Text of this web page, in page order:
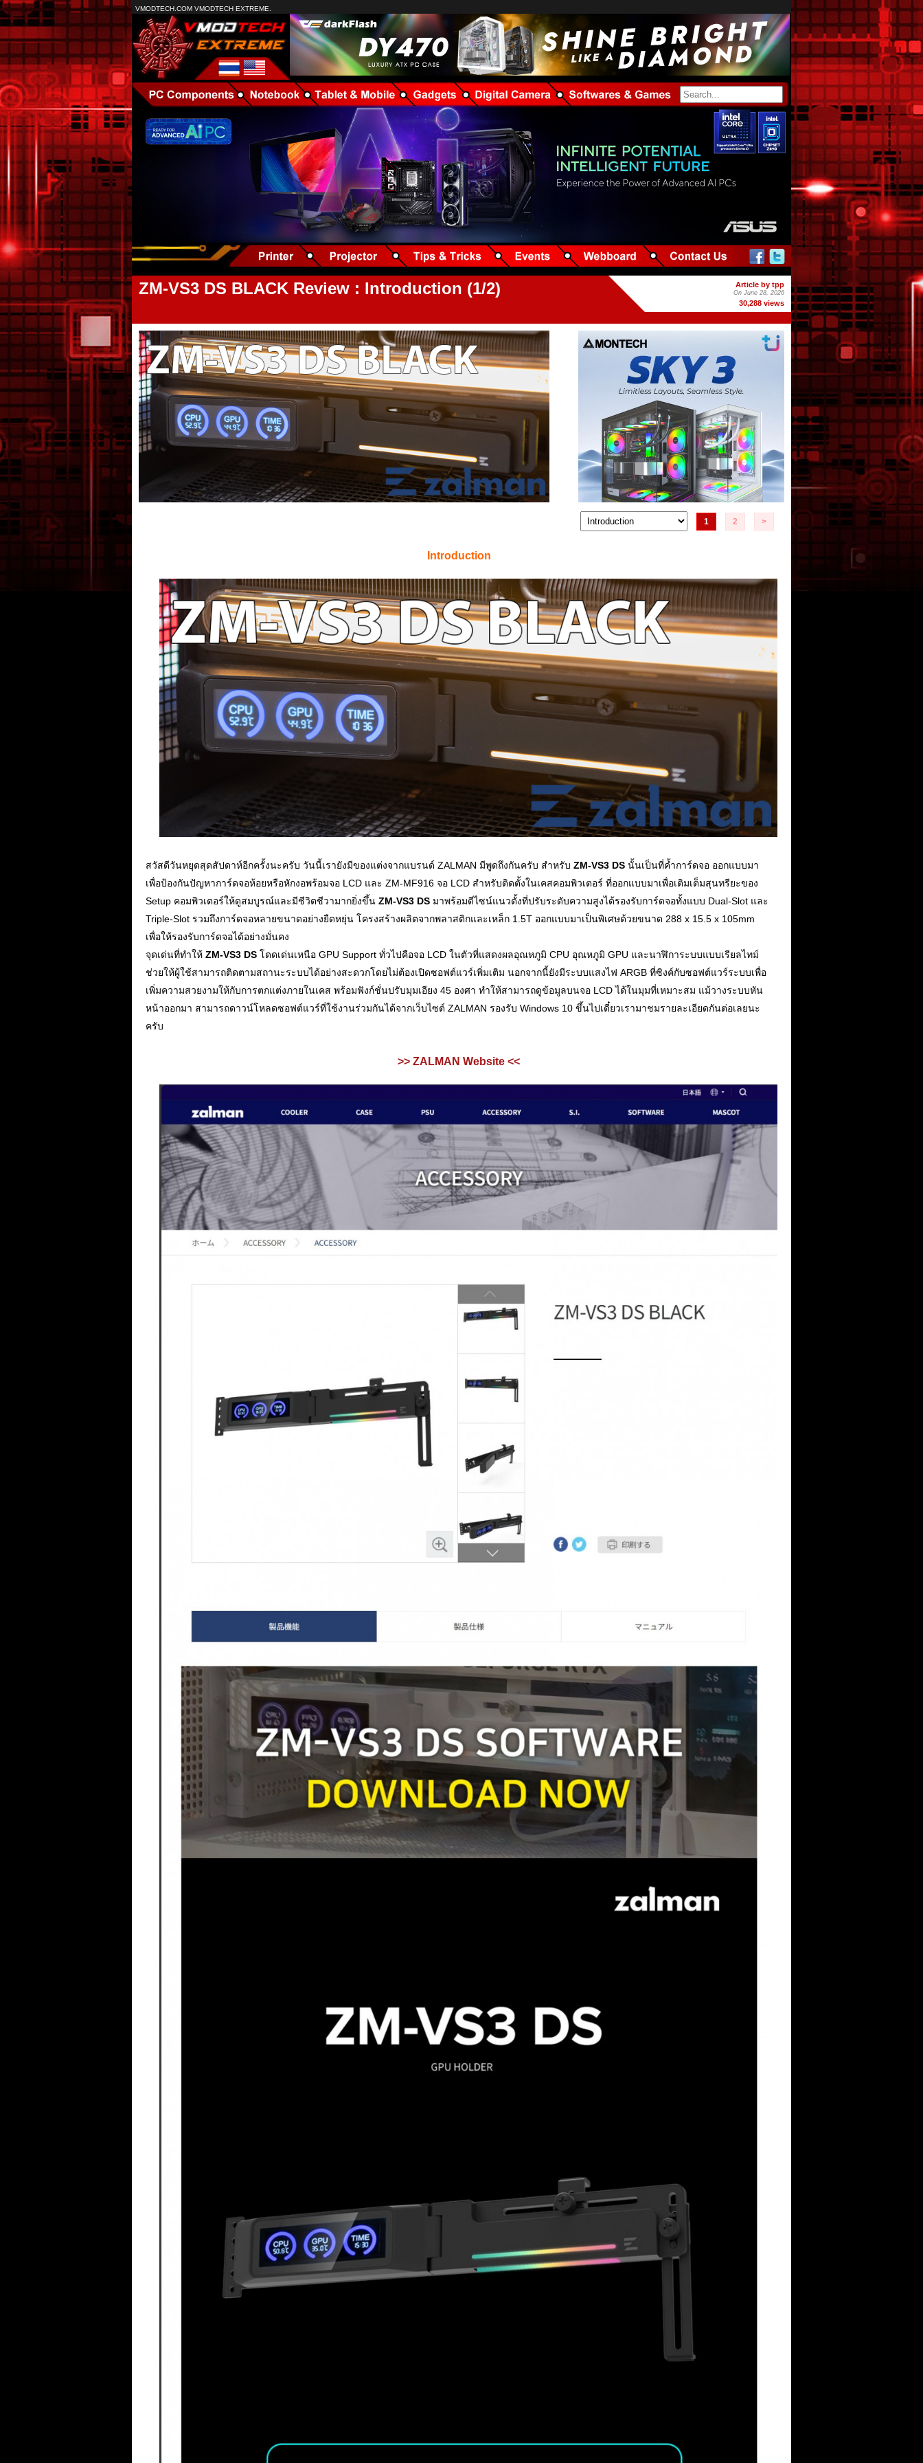
VMODTECH.COM VMODTECH EXTREME.
ZM-VS3 DS BLACK Review : Introduction (1/2) Article by tpp
On June 28, 2026
30,288 views
1 2 >
Introduction
สวัสดีวันหยุดสุดสัปดาห์อีกครั้งนะครับ วันนี้เรายังมีของแต่งจากแบรนด์ ZALMAN มีพูดถึงกันครับ สำหรับ ZM-VS3 DS นั้นเป็นที่ค้ำการ์ดจอ ออกแบบมา
เพื่อป้องกันปัญหาการ์ดจอห้อยหรือหักงอพร้อมจอ LCD และ ZM-MF916 จอ LCD สำหรับติดตั้งในเคสคอมพิวเตอร์ ที่ออกแบบมาเพื่อเติมเต็มสุนทรียะของ
Setup คอมพิวเตอร์ให้ดูสมบูรณ์และมีชีวิตชีวามากยิ่งขึ้น ZM-VS3 DS มาพร้อมดีไซน์แนวตั้งที่ปรับระดับความสูงได้รองรับการ์ดจอทั้งแบบ Dual-Slot และ
Triple-Slot รวมถึงการ์ดจอหลายขนาดอย่างยืดหยุ่น โครงสร้างผลิตจากพลาสติกและเหล็ก 1.5T ออกแบบมาเป็นพิเศษด้วยขนาด 288 x 15.5 x 105mm
เพื่อให้รองรับการ์ดจอได้อย่างมั่นคง
จุดเด่นที่ทำให้ ZM-VS3 DS โดดเด่นเหนือ GPU Support ทั่วไปคือจอ LCD ในตัวที่แสดงผลอุณหภูมิ CPU อุณหภูมิ GPU และนาฬิการะบบแบบเรียลไทม์
ช่วยให้ผู้ใช้สามารถติดตามสถานะระบบได้อย่างสะดวกโดยไม่ต้องเปิดซอฟต์แวร์เพิ่มเติม นอกจากนี้ยังมีระบบแสงไฟ ARGB ที่ซิงค์กับซอฟต์แวร์ระบบเพื่อ
เพิ่มความสวยงามให้กับการตกแต่งภายในเคส พร้อมฟังก์ชั่นปรับมุมเอียง 45 องศา ทำให้สามารถดูข้อมูลบนจอ LCD ได้ในมุมที่เหมาะสม แม้วางระบบหัน
หน้าออกมา สามารถดาวน์โหลดซอฟต์แวร์ที่ใช้งานร่วมกันได้จากเว็บไซต์ ZALMAN รองรับ Windows 10 ขึ้นไปเดี๋ยวเรามาชมรายละเอียดกันต่อเลยนะ
ครับ
>> ZALMAN Website <<